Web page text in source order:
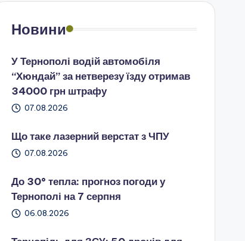
Новини
У Тернополі водій автомобіля
“Хюндай” за нетверезу їзду отримав
34000 грн штрафу
07.08.2026
Що таке лазерний верстат з ЧПУ
07.08.2026
До 30° тепла: прогноз погоди у
Тернополі на 7 серпня
06.08.2026